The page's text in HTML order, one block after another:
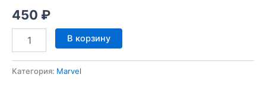
450 ₽
Количество
товара
Man
В корзину
Категория: Marvel